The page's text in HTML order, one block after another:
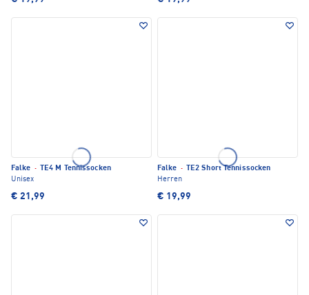
Falke ·
TE4 M Tennissocken
Unisex
€ 21,99
Falke ·
TE2 Short Tennissocken
Herren
€ 19,99